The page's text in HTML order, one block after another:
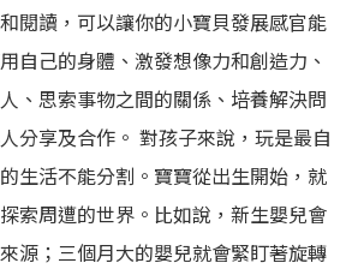
閱讀，可以讓你的小寶貝發展感官能
自己的身體、激發想像力和創造力、
、思索事物之間的關係、培養解決問
分享及合作。 對孩子來說，玩是最自
生活不能分割。寶寶從出生開始，就
索周遭的世界。比如說，新生嬰兒會
源；三個月大的嬰兒就會緊盯著旋轉